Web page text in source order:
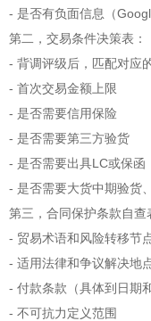
- 是否有负面信息（
第二，交易条件决策表：
- 背调评级后，匹配对应
- 首次交易金额上限
- 是否需要信用保险
- 是否需要第三方验货
- 是否需要出具LC或保函
- 是否需要大货中期验货
第三，合同保护条款自查
- 贸易术语和风险转移节
- 适用法律和争议解决地
- 付款条款（具体到日期
- 不可抗力定义范围